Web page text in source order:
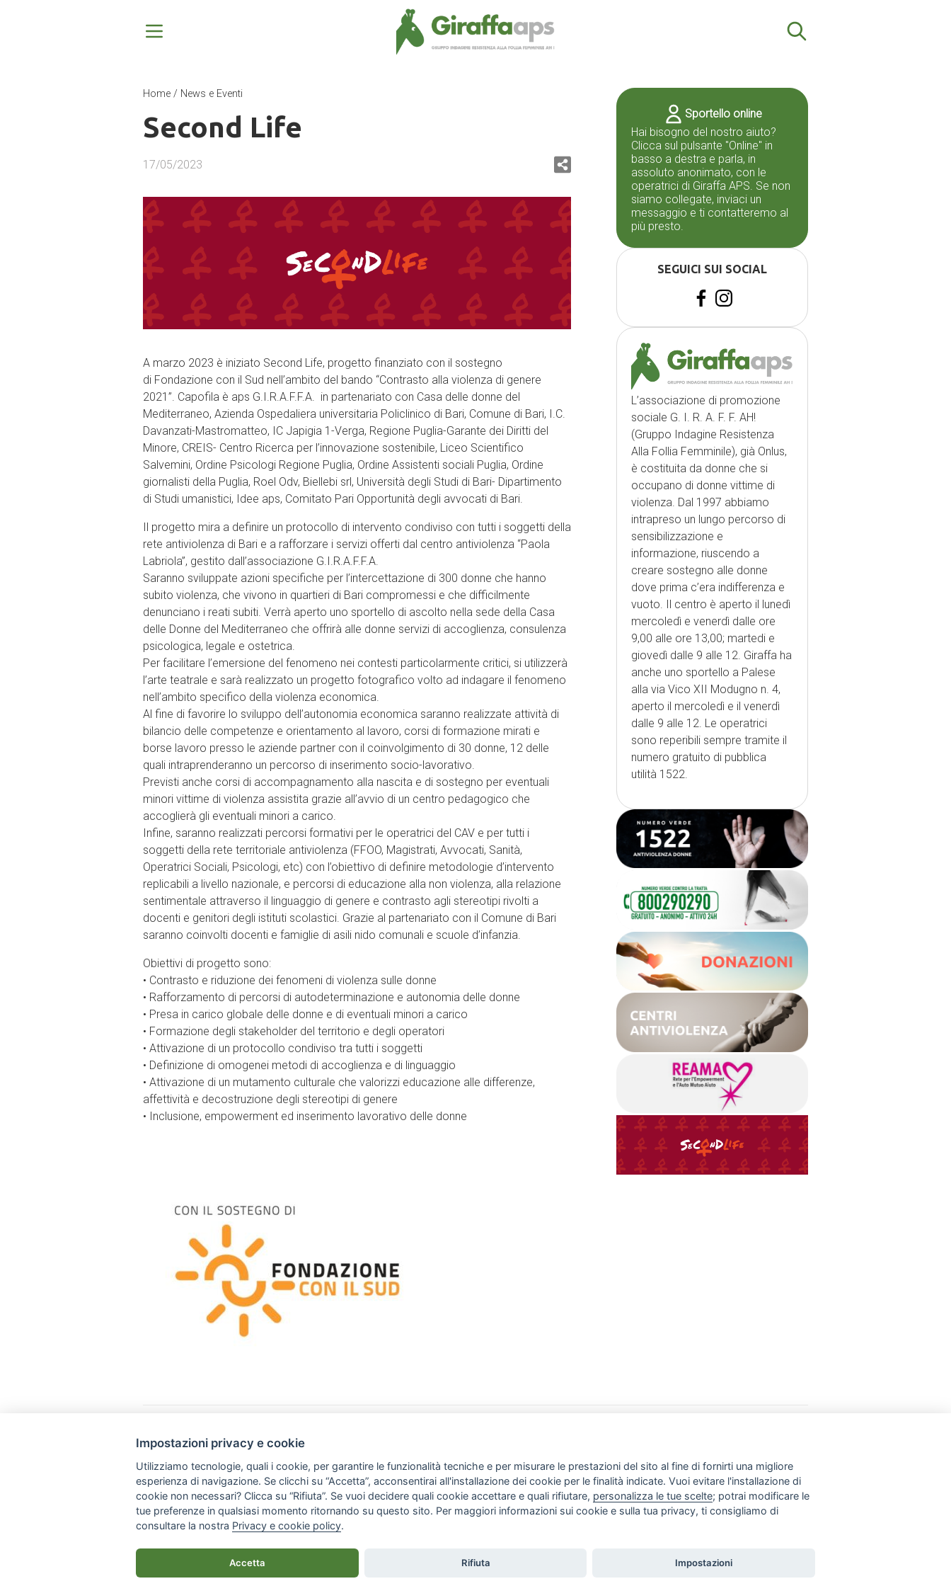
Home/ News e Eventi
Second Life
17/05/2023
A marzo 2023 è iniziato Second Life, progetto finanziato con il sostegno
di Fondazione con il Sud nell’ambito del bando “Contrasto alla violenza di genere
2021”. Capofila è aps G.I.R.A.F.F.A. in partenariato con Casa delle donne del
Mediterraneo, Azienda Ospedaliera universitaria Policlinico di Bari, Comune di Bari, I.C.
Davanzati-Mastromatteo, IC Japigia 1-Verga, Regione Puglia-Garante dei Diritti del
Minore, CREIS- Centro Ricerca per l’innovazione sostenibile, Liceo Scientifico
Salvemini, Ordine Psicologi Regione Puglia, Ordine Assistenti sociali Puglia, Ordine
giornalisti della Puglia, Roel Odv, Biellebi srl, Università degli Studi di Bari- Dipartimento
di Studi umanistici, Idee aps, Comitato Pari Opportunità degli avvocati di Bari.
Il progetto mira a definire un protocollo di intervento condiviso con tutti i soggetti della
rete antiviolenza di Bari e a rafforzare i servizi offerti dal centro antiviolenza “Paola
Labriola”, gestito dall’associazione G.I.R.A.F.F.A.
Saranno sviluppate azioni specifiche per l’intercettazione di 300 donne che hanno
subito violenza, che vivono in quartieri di Bari compromessi e che difficilmente
denunciano i reati subiti. Verrà aperto uno sportello di ascolto nella sede della Casa
delle Donne del Mediterraneo che offrirà alle donne servizi di accoglienza, consulenza
psicologica, legale e ostetrica.
Per facilitare l’emersione del fenomeno nei contesti particolarmente critici, si utilizzerà
l’arte teatrale e sarà realizzato un progetto fotografico volto ad indagare il fenomeno
nell’ambito specifico della violenza economica.
Al fine di favorire lo sviluppo dell’autonomia economica saranno realizzate attività di
bilancio delle competenze e orientamento al lavoro, corsi di formazione mirati e
borse lavoro presso le aziende partner con il coinvolgimento di 30 donne, 12 delle
quali intraprenderanno un percorso di inserimento socio-lavorativo.
Previsti anche corsi di accompagnamento alla nascita e di sostegno per eventuali
minori vittime di violenza assistita grazie all’avvio di un centro pedagogico che
accoglierà gli eventuali minori a carico.
Infine, saranno realizzati percorsi formativi per le operatrici del CAV e per tutti i
soggetti della rete territoriale antiviolenza (FFOO, Magistrati, Avvocati, Sanità,
Operatrici Sociali, Psicologi, etc) con l’obiettivo di definire metodologie d’intervento
replicabili a livello nazionale, e percorsi di educazione alla non violenza, alla relazione
sentimentale attraverso il linguaggio di genere e contrasto agli stereotipi rivolti a
docenti e genitori degli istituti scolastici. Grazie al partenariato con il Comune di Bari
saranno coinvolti docenti e famiglie di asili nido comunali e scuole d’infanzia.
Obiettivi di progetto sono:
• Contrasto e riduzione dei fenomeni di violenza sulle donne
• Rafforzamento di percorsi di autodeterminazione e autonomia delle donne
• Presa in carico globale delle donne e di eventuali minori a carico
• Formazione degli stakeholder del territorio e degli operatori
• Attivazione di un protocollo condiviso tra tutti i soggetti
• Definizione di omogenei metodi di accoglienza e di linguaggio
• Attivazione di un mutamento culturale che valorizzi educazione alle differenze,
affettività e decostruzione degli stereotipi di genere
• Inclusione, empowerment ed inserimento lavorativo delle donne
Sportello online
Hai bisogno del nostro aiuto?
Clicca sul pulsante "Online" in
basso a destra e parla, in
assoluto anonimato, con le
operatrici di Giraffa APS. Se non
siamo collegate, inviaci un
messaggio e ti contatteremo al
più presto.
SEGUICI SUI SOCIAL
L’associazione di promozione
sociale G. I. R. A. F. F. AH!
(Gruppo Indagine Resistenza
Alla Follia Femminile), già Onlus,
è costituita da donne che si
occupano di donne vittime di
violenza. Dal 1997 abbiamo
intrapreso un lungo percorso di
sensibilizzazione e
informazione, riuscendo a
creare sostegno alle donne
dove prima c’era indifferenza e
vuoto. Il centro è aperto il lunedì
mercoledì e venerdì dalle ore
9,00 alle ore 13,00; martedi e
giovedì dalle 9 alle 12. Giraffa ha
anche uno sportello a Palese
alla via Vico XII Modugno n. 4,
aperto il mercoledì e il venerdì
dalle 9 alle 12. Le operatrici
sono reperibili sempre tramite il
numero gratuito di pubblica
utilità 1522.
Via Napoli, 308 - 70123 Bari
+39 080 57 41 461
info@apsgiraffa.it
Report annuale
Staff
Rassegna stampa
Gallery
Link
Contatti
Impostazioni privacy e cookie
Impostazioni privacy e cookie
Utilizziamo tecnologie, quali i cookie, per garantire le funzionalità tecniche e per misurare le prestazioni del sito al fine di fornirti una migliore
esperienza di navigazione. Se clicchi su “Accetta”, acconsentirai all'installazione dei cookie per le finalità indicate. Vuoi evitare l'installazione di
cookie non necessari? Clicca su “Rifiuta”. Se vuoi decidere quali cookie accettare e quali rifiutare, personalizza le tue scelte; potrai modificare le
tue preferenze in qualsiasi momento ritornando su questo sito. Per maggiori informazioni sui cookie e sulla tua privacy, ti consigliamo di
consultare la nostra Privacy e cookie policy.
Accetta Rifiuta Impostazioni